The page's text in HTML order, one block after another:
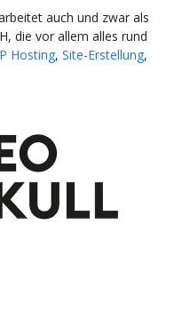
auch und zwar als
die vor allem alles rund
Hosting, Site-Erstellung,